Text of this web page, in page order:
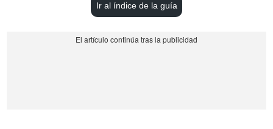
Ir al índice de la guía